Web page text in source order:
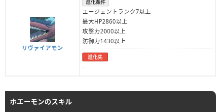
リヴァイアモン
進化条件
エージェントランク7以上
最大HP2860以上
攻撃力2000以上
防御力1430以上
進化先
-
ホエーモンのスキル